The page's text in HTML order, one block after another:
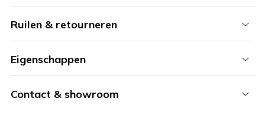
Ruilen & retourneren
Eigenschappen
Contact & showroom